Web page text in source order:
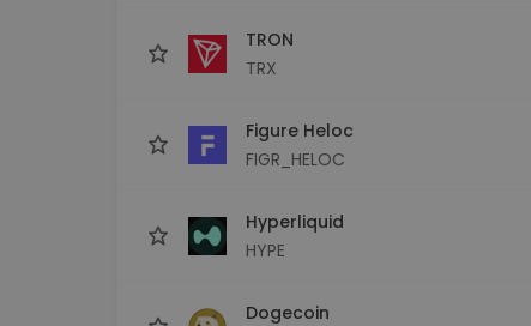
TRON
TRX
Figure Heloc
FIGR_HELOC
Hyperliquid
HYPE
Dogecoin